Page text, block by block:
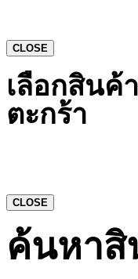
CLOSE
เลือกสินค้
ตะกร้า
CLOSE
ค้นหาสิ